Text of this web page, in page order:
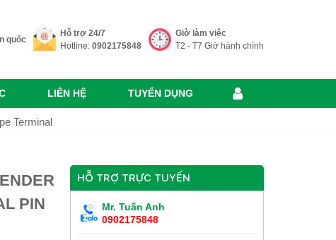
quốc
Hỗ trợ 24/7
Hotline: 0902175848
Giờ làm việc
T2 - T7 Giờ hành chính
LIÊN HỆ TUYỂN DỤNG
Terminal
PIN
HỖ TRỢ TRỰC TUYẾN
Mr. Tuấn Anh
0902175848